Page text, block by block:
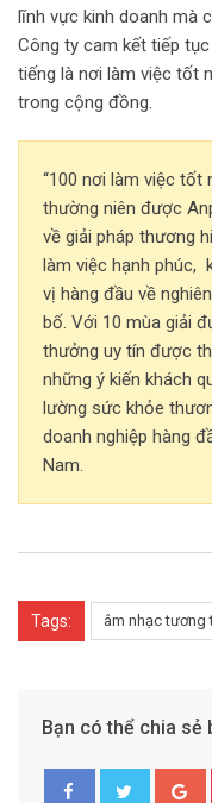
lĩnh vực kinh doanh mà
Công ty cam kết tiếp
tiếng là nơi làm việc tốt
trong cộng đồng.
“100 nơi làm việc tốt
thường niên được
về giải pháp thương
làm việc hạnh phúc,
vị hàng đầu về
bố. Với 10 mùa giải
thưởng uy tín được
những ý kiến khách
lường sức khỏe
doanh nghiệp hàng
Nam.
Tags: âm nhạc tương
Bạn có thể chia sẻ